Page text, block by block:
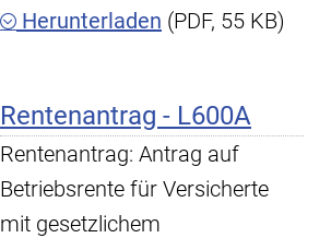
Herunterladen (PDF, 55 KB)
Rentenantrag - L600A
Rentenantrag: Antrag auf
Betriebsrente für Versicherte
mit gesetzlichem